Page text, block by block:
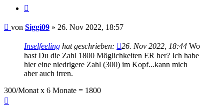
Beitrag
von Siggi09 » 26. Nov 2022, 18:57
Inselfeeling hat geschrieben: 26. Nov 2022, 18:44 Wo
hast Du die Zahl 1800 Möglichkeiten ER her? Ich habe
hier eine niedrigere Zahl (300) im Kopf...kann mich
aber auch irren.
300/Monat x 6 Monate = 1800